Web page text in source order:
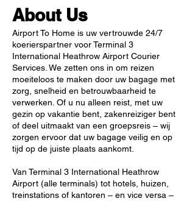
About Us
Airport To Home is uw vertrouwde 24/7
koerierspartner voor Terminal 3
International Heathrow Airport Courier
Services. We zetten ons in om reizen
moeiteloos te maken door uw bagage met
zorg, snelheid en betrouwbaarheid te
verwerken. Of u nu alleen reist, met uw
gezin op vakantie bent, zakenreiziger bent
of deel uitmaakt van een groepsreis – wij
zorgen ervoor dat uw bagage veilig en op
tijd op de juiste plaats aankomt.
Van Terminal 3 International Heathrow
Airport (alle terminals) tot hotels, huizen,
treinstations of kantoren – en vice versa –